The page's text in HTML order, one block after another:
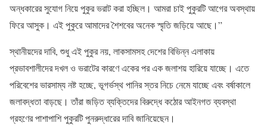
অন্ধকারের সুযোগ নিয়ে পুকুর ভরাট করা হচ্ছিল। আমরা চাই পুকুরটি আগের অবস্থায়
ফিরে আসুক। এই পুকুরে আমাদের শৈশবের অনেক স্মৃতি জড়িয়ে আছে।”
স্থানীয়দের দাবি, শুধু এই পুকুর নয়, লাকসামসহ দেশের বিভিন্ন এলাকায়
প্রভাবশালীদের দখল ও ভরাটের কারণে একের পর এক জলাশয় হারিয়ে যাচ্ছে। এতে
পরিবেশের ভারসাম্য নষ্ট হচ্ছে, ভূগর্ভস্থ পানির স্তর নিচে নেমে যাচ্ছে এবং বর্ষাকালে
জলাবদ্ধতা বাড়ছে। তাঁরা জড়িত ব্যক্তিদের বিরুদ্ধে কঠোর আইনগত ব্যবস্থা
গ্রহণের পাশাপাশি পুকুরটি পুনরুদ্ধারের দাবি জানিয়েছেন।